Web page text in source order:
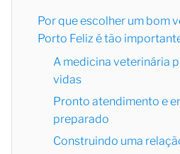
Por que escolher um bom
Porto Feliz é tão
A medicina veterinária
vidas
Pronto atendimento e
preparado
Construindo uma